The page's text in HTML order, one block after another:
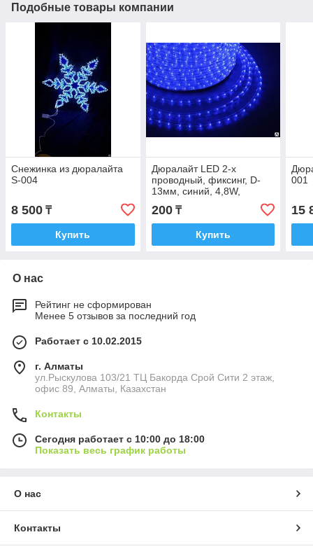
Подобные товары компании
Снежинка из дюралайта
S-004
8 500 ₸
Купить
Дюралайт LED 2-х
проводный, фиксинг, D-
13мм, синий, 4,8W,
кратность резки
200₸
Купить
001
15
О нас
Рейтинг не сформирован
Менее 5 отзывов за последний год
Работает с 10.02.2015
г. Алматы
ул.Рыскулова 103/21 ТЦ Бакорда Срой Сити 2 этаж,
офис 89, Алматы, Казахстан
Контакты
Сегодня работает с 10:00 до 18:00
Показать весь график работы
О нас
Контакты